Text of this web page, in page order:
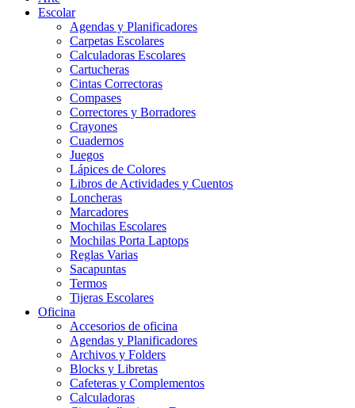
Escolar
Agendas y Planificadores
Carpetas Escolares
Calculadoras Escolares
Cartucheras
Cintas Correctoras
Compases
Correctores y Borradores
Crayones
Cuadernos
Juegos
Lápices de Colores
Libros de Actividades y Cuentos
Loncheras
Marcadores
Mochilas Escolares
Mochilas Porta Laptops
Reglas Varias
Sacapuntas
Termos
Tijeras Escolares
Oficina
Accesorios de oficina
Agendas y Planificadores
Archivos y Folders
Blocks y Libretas
Cafeteras y Complementos
Calculadoras